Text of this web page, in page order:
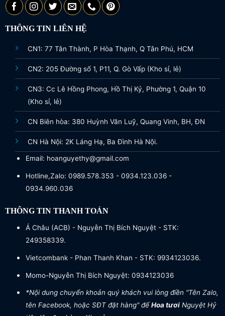
THÔNG TIN LIÊN HỆ
CN1: 77 Tân Thành, P Hòa Thạnh, Q Tân Phú, HCM
CN2: 205 Đường số 1, P11, Q. Gò Vấp (Kho sỉ, lẻ)
CN3: Cc Lê Hồng Phong, Hồ Thị Kỷ, Phường 1, Quận 10
(Kho sỉ, lẻ)
CN Biên hòa: 380 Huỳnh Văn Luỹ, Quang Vinh, BH, ĐN
CN Hà Nội: 2K Láng Hạ, Ba Đình Hà Nội.
Email: hoanguyethy@gmail.com
Hotline,Zalo: 0989.578.353 - 0934.123.036 -
0934.960.036
THÔNG TIN THANH TOÁN
Á Châu (ACB) - Nguyễn Thị Bích Nguyệt - STK:
249358339.
Vietcombank - Phan Thanh Khan - STK: 9934123036.
Momo-Nguyễn Thị Bích Nguyệt: 0934123036
*Nội dung chuyển khoản quý khách vui lòng điền "Tên Zalo,
tên Facebook, hoặc SĐT đặt hàng" đểHoa tươiNguyệt Hỷ